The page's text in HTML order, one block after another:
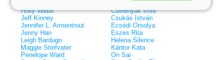
Holly Webb
Jeff Kinney
Jennifer L. Armentrout
Jenny Han
Leigh Bardugo
Maggie Stiefvater
Penelope Ward
Cselenyák Imre
Csukás István
Ecsédi Orsolya
Eszes Rita
Helena Silence
Kántor Kata
On Sai